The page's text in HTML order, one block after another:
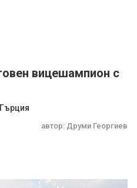
вицешампион с
автор: Друми Георгиев